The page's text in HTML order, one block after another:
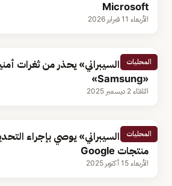
Microsoft
الأربعاء 11 فبراير 2026
المحليات
«الأمن السيبراني» يحذر من ثغرات
«Samsung»
الثلاثاء 2 ديسمبر 2025
المحليات
«الأمن السيبراني» يوصي بإجراء
منتجات Google
الأربعاء 15 أكتوبر 2025